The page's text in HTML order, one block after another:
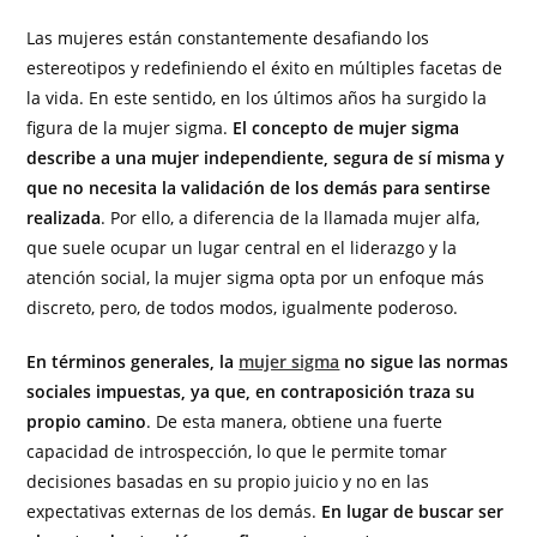
Las mujeres están constantemente desafiando los
estereotipos y redefiniendo el éxito en múltiples facetas de
la vida. En este sentido, en los últimos años ha surgido la
figura de la mujer sigma. El concepto de mujer sigma
describe a una mujer independiente, segura de sí misma y
que no necesita la validación de los demás para sentirse
realizada. Por ello, a diferencia de la llamada mujer alfa,
que suele ocupar un lugar central en el liderazgo y la
atención social, la mujer sigma opta por un enfoque más
discreto, pero, de todos modos, igualmente poderoso.
En términos generales, la mujer sigma no sigue las normas
sociales impuestas, ya que, en contraposición traza su
propio camino. De esta manera, obtiene una fuerte
capacidad de introspección, lo que le permite tomar
decisiones basadas en su propio juicio y no en las
expectativas externas de los demás. En lugar de buscar ser